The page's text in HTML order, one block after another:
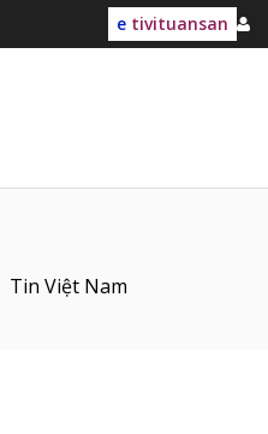
e tivituansan
Tin Việt Nam